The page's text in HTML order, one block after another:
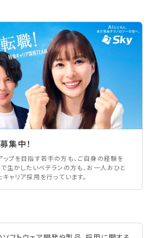
集中！
ップを目指す若手の方も、ご自身の経験を
生かしたいベテランの方も、お一人おひと
ャリア採用を行っています。